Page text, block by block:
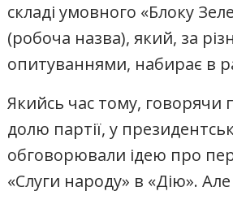
складі умовного «Блоку
(робоча назва), який, за
опитуваннями, набирає в
Якийсь час тому,
долю партії, у
обговорювали ідею про
«Слуги народу» в «Дію».